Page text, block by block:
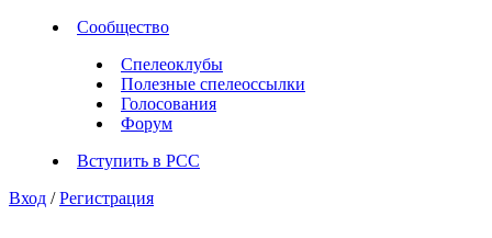
Сообщество
Спелеоклубы
Полезные спелеоссылки
Голосования
Форум
Вступить в РСС
Вход / Регистрация